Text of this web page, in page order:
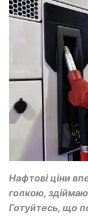
Нафтові ціни
голкою,
Готуйтесь, що